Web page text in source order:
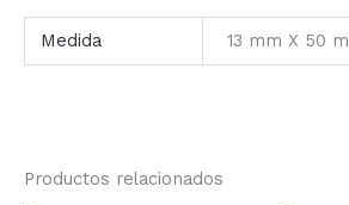
Medida 13 mm X 50 m
Productos relacionados